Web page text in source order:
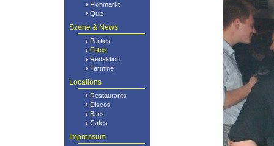
Flohmarkt
Quiz
Szene & News
Parties
Fotos
Redaktion
Termine
Locations
Restaurants
Discos
Bars
Cafes
Impressum